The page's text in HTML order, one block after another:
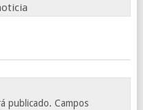
publicado. Campos